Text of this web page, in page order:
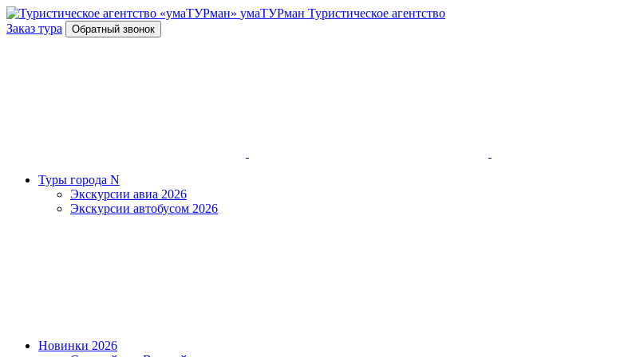
умаТУРман Туристическое агентство
Заказ тура
Обратный звонок
Туры города N
Экскурсии авиа 2026
Экскурсии автобусом 2026
Новинки 2026